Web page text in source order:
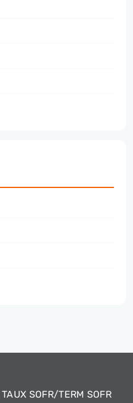
TAUX SOFR/TERM SOFR